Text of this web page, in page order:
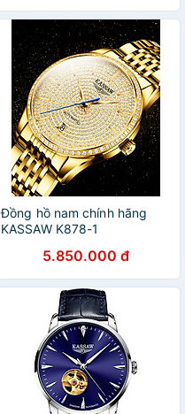
Đồng hồ nam chính hãng
KASSAW K878-1
5.850.000 đ